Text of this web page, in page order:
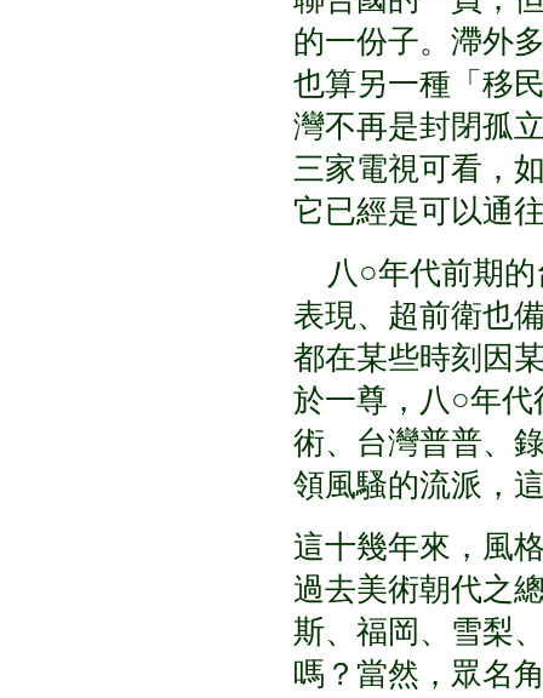
的一份子。滯外
也算另一種「移
灣不再是封閉孤
三家電視可看，
它已經是可以通
八○年代前期的
表現、超前衛也
都在某些時刻因
於一尊，八○年
術、台灣普普、
領風騷的流派，
這十幾年來，風
過去美術朝代之
斯、福岡、雪梨
嗎？當然，眾名